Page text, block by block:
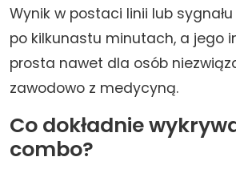
Wynik w postaci linii lub
po kilkunastu minutach, a jego
prosta nawet dla osób
zawodowo z medycyną.
Co dokładnie
combo?